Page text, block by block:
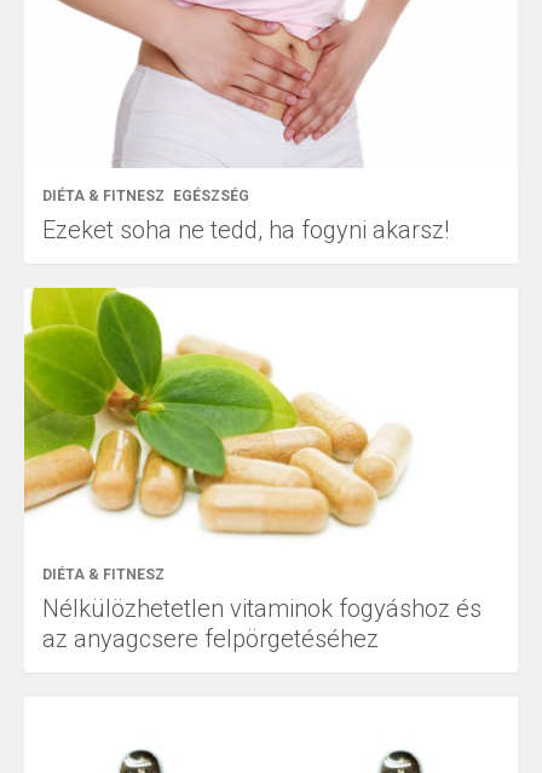
DIÉTA & FITNESZ EGÉSZSÉG
Ezeket soha ne tedd, ha fogyni akarsz!
DIÉTA & FITNESZ
Nélkülözhetetlen vitaminok fogyáshoz és
az anyagcsere felpörgetéséhez